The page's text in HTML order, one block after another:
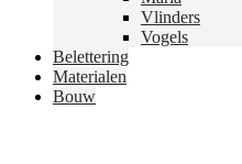
Vlinders
Vogels
Belettering
Materialen
Bouw